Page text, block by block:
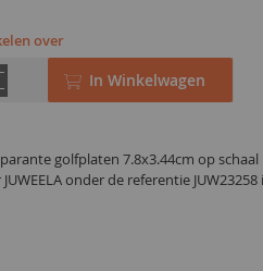
over
In Winkelwagen
golfplaten 7.8x3.44cm op schaal
onder de referentie